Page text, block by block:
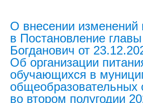
О внесении изменений
в Постановление
Богданович от
Об организации
обучающихся в
общеобразовательных
во втором полугодии